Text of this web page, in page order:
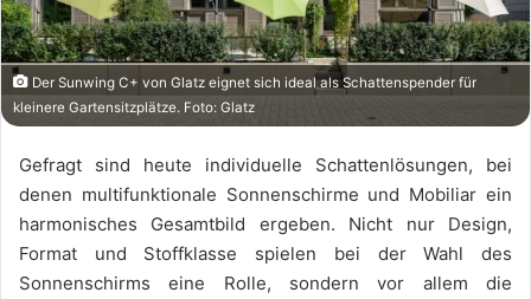
Der Sunwing C+ von Glatz eignet sich ideal als Schattenspender für
kleinere Gartensitzplätze. Foto: Glatz
Gefragt sind heute individuelle Schattenlösungen, bei
denen multifunktionale Sonnenschirme und Mobiliar ein
harmonisches Gesamtbild ergeben. Nicht nur Design,
Format und Stoffklasse spielen bei der Wahl des
Sonnenschirms eine Rolle, sondern vor allem die